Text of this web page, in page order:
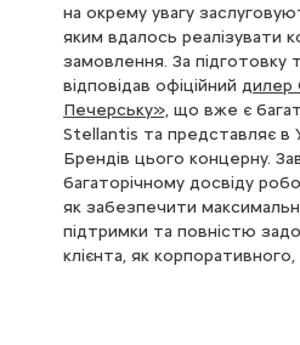
на окрему увагу
яким вдалось реалізувати
замовлення. За підготовку
відповідав офіційний дилер
Печерську»,що вже є
Stellantis та представляє в
Брендів цього концерну.
багаторічному досвіду
як забезпечити
підтримки та повністю
клієнта, як